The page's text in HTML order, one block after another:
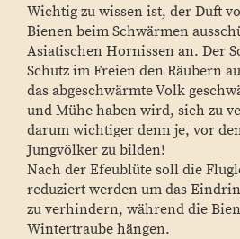
Wichtig zu wissen ist, der Duft
Bienen beim Schwärmen
Asiatischen Hornissen an. Der
Schutz im Freien den Räubern
das abgeschwärmte Volk
und Mühe haben wird, sich zu
darum wichtiger denn je, vor
Jungvölker zu bilden!
Nach der Efeublüte soll die
reduziert werden um das
zu verhindern, während die
Wintertraube hängen.